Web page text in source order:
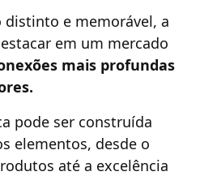
e memorável, a
em um mercado
mais profundas
pode ser construída
elementos, desde o
até a excelência